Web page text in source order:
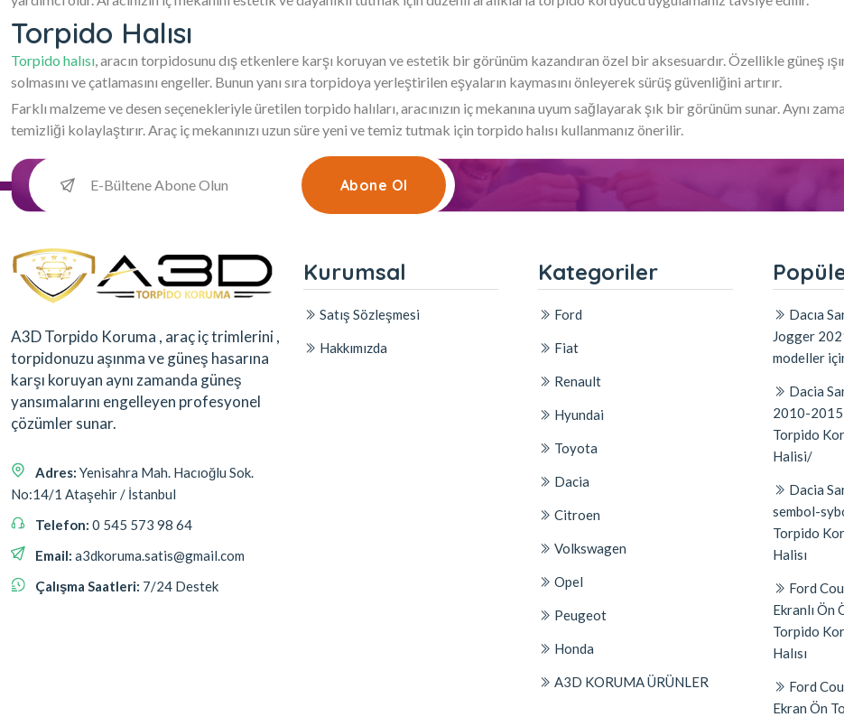
Torpido Halısı
Torpido halısı, aracın torpidosunu dış etkenlere karşı koruyan ve estetik bir görünüm kazandıran özel bir aksesuardır. Özellikle güneş
solmasını ve çatlamasını engeller. Bunun yanı sıra torpidoya yerleştirilen eşyaların kaymasını önleyerek sürüş güvenliğini artırır.
Farklı malzeme ve desen seçenekleriyle üretilen torpido halıları, aracınızın iç mekanına uyum sağlayarak şık bir görünüm sunar. Aynı
temizliği kolaylaştırır. Araç iç mekanınızı uzun süre yeni ve temiz tutmak için torpido halısı kullanmanız önerilir.
Abone Ol
A3D Torpido Koruma , araç iç trimlerini ,
torpidonuzu aşınma ve güneş hasarına
karşı koruyan aynı zamanda güneş
yansımalarını engelleyen profesyonel
çözümler sunar.
Adres: Yenisahra Mah. Hacıoğlu Sok.
No:14/1 Ataşehir / İstanbul
Telefon: 0 545 573 98 64
Email: a3dkoruma.satis@gmail.com
Çalışma Saatleri: 7/24 Destek
Kurumsal
Satış Sözleşmesi
Hakkımızda
Kategoriler
Ford
Fiat
Renault
Hyundai
Toyota
Dacia
Citroen
Volkswagen
Opel
Peugeot
Honda
A3D KORUMA ÜRÜNLER
Dacıa
Jogger
modeller
Dacia
2010-2015
Torpido
Halisi/
Dacia
sembol-
Torpido
Halisı
Ford
Ekranlı Ön
Torpido
Halısı
Ford
Ekran Ön